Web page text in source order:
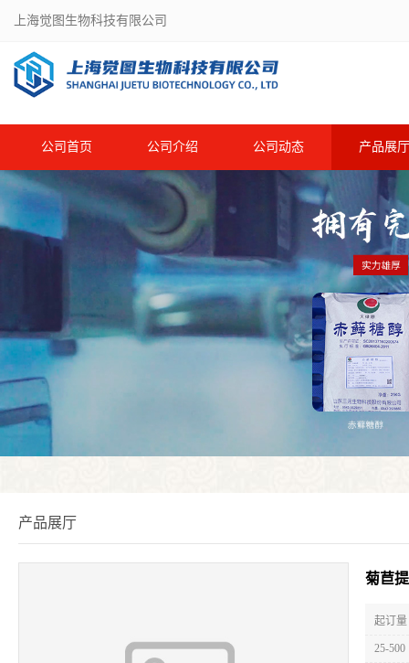
上海觉图生物科技有限公司
公司首页 公司介绍 公司动态 产品展厅
产品展厅
菊苣
起订
25-500